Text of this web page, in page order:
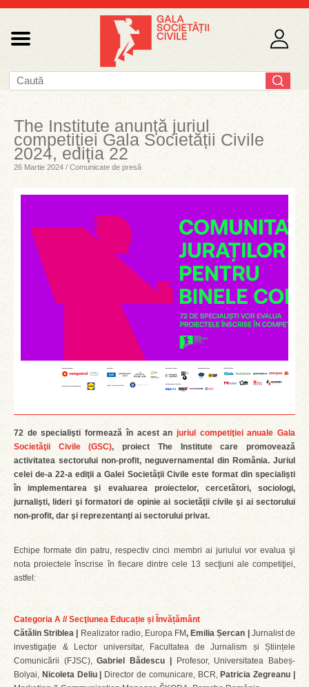
The Institute anunță juriul
competiției Gala Societății Civile
2024, ediția 22
26 Martie 2024 / Comunicate de presă
72 de specialişti formează în acest an juriul competiţiei anuale Gala
Societăţii Civile (GSC), proiect The Institute care promovează
activitatea sectorului non-profit, neguvernamental din România. Juriul
celei de-a 22-a ediţii a Galei Societăţii Civile este format din specialişti
în implementarea şi evaluarea proiectelor, cercetători, sociologi,
jurnalişti, lideri şi formatori de opinie ai societăţii civile şi ai sectorului
non-profit, dar şi reprezentanţi ai sectorului privat.
Echipe formate din patru, respectiv cinci membri ai juriului vor evalua şi
nota proiectele înscrise în fiecare dintre cele 13 secţiuni ale competiţiei,
astfel:
Categoria A // Secţiunea Educație și Învățământ
Cătălin Striblea |
Realizator radio, Europa FM, Emilia Șercan | Jurnalist de
investigație & Lector universitar, Facultatea de Jurnalism și Științele
Comunicării (FJSC),Gabriel Bădescu |
Profesor, Universitatea Babeș-
Bolyai, Nicoleta Deliu | Director de comunicare, BCR,Patricia Zegreanu |